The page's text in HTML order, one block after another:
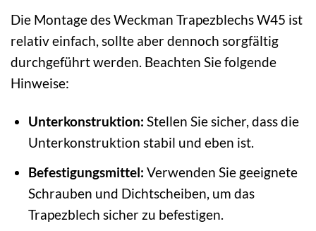
Die Montage des Weckman Trapezblechs W45 ist
relativ einfach, sollte aber dennoch sorgfältig
durchgeführt werden. Beachten Sie folgende
Hinweise:
Unterkonstruktion: Stellen Sie sicher, dass die
Unterkonstruktion stabil und eben ist.
Befestigungsmittel: Verwenden Sie geeignete
Schrauben und Dichtscheiben, um das
Trapezblech sicher zu befestigen.